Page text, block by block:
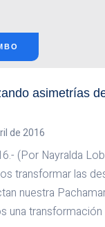
asimetrías
de 2016
(Por Nayralda
transformar las
nuestra
una